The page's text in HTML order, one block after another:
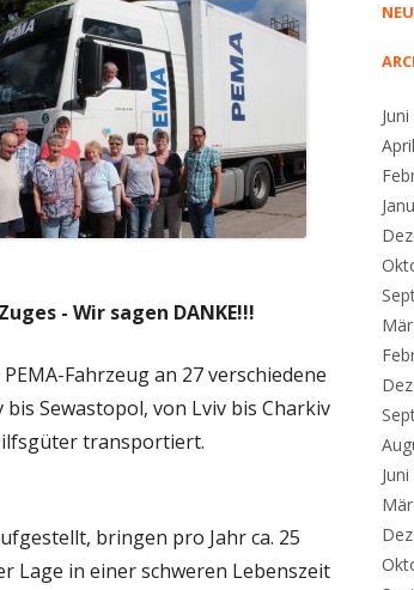
- Wir sagen DANKE!!!
Fahrzeug an 27 verschiedene
Sewastopol, von Lviv bis Charkiv
transportiert.
bringen pro Jahr ca. 25
Lage in einer schweren Lebenszeit